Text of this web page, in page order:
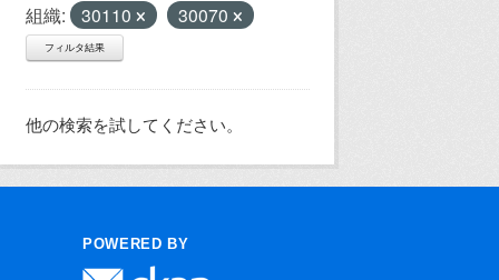
組織:
30110 30070
フィルタ結果
他の検索を試してください。
POWERED BY